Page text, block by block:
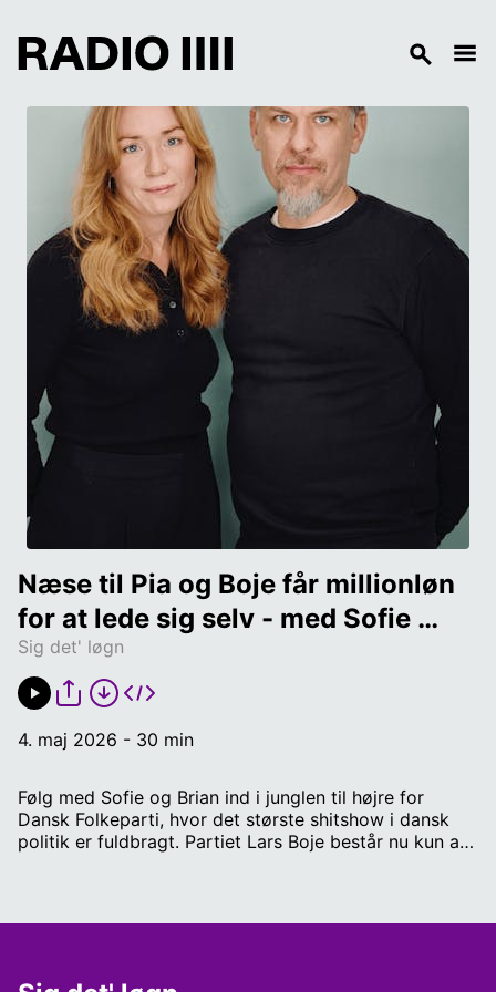
Sig det' løgn
Næse til Pia og Boje får millionløn
for at lede sig selv - med Sofie
Frøkjær og Brian Weichardt
4. maj 2026 - 30 min
Følg med Sofie og Brian ind i junglen til højre for
Dansk Folkeparti, hvor det største shitshow i dansk
politik er fuldbragt. Partiet Lars Boje består nu kun af
Isaksen, kommer ud af junglen igen til en fremtid hos